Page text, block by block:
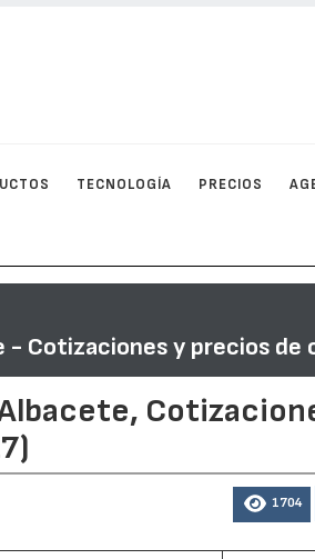
TECNOLOGÍA PRECIOS
- Cotizaciones y precios de
1704